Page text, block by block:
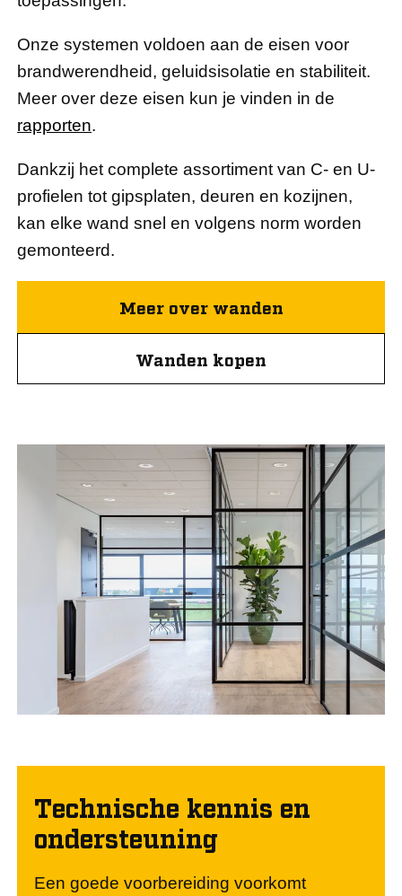
Onze systemen voldoen aan de eisen voor
brandwerendheid, geluidsisolatie en stabiliteit.
Meer over deze eisen kun je vinden in de
rapporten.
Dankzij het complete assortiment van C- en U-
profielen tot gipsplaten, deuren en kozijnen,
kan elke wand snel en volgens norm worden
gemonteerd.
Meer over wanden
Wanden kopen
Technische kennis en
ondersteuning
Een goede voorbereiding voorkomt